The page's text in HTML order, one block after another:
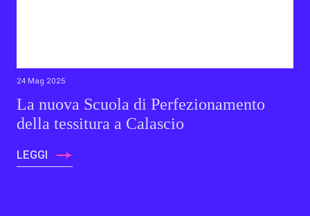
24 Mag 2025
La nuova Scuola di Perfezionamento
della tessitura a Calascio
LEGGI